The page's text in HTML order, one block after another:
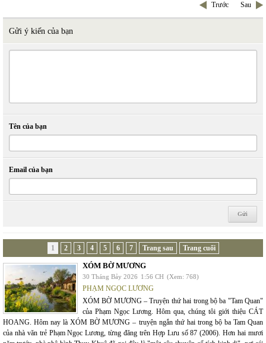
Trước Sau
Gửi ý kiến của bạn
Tên của bạn
Email của bạn
1 2 3 4 5 6 7 Trang sau Trang cuối
XÓM BỜ MƯƠNG
30 Tháng Bảy 2026 1:56 CH (Xem: 768)
PHẠM NGỌC LƯƠNG
XÓM BỜ MƯƠNG – Truyện thứ hai trong bộ ba "Tam Quan"
của Phạm Ngọc Lương. Hôm qua, chúng tôi giới thiệu CÁT
HOANG. Hôm nay là XÓM BỜ MƯƠNG – truyện ngắn thứ hai trong bộ ba Tam Quan
của nhà văn trẻ Phạm Ngọc Lương, từng đăng trên Hợp Lưu số 87 (2006). Hơn hai mươi